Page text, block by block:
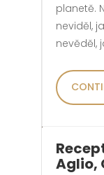
planetě.
neviděl,
nevěděl,
Aglio,